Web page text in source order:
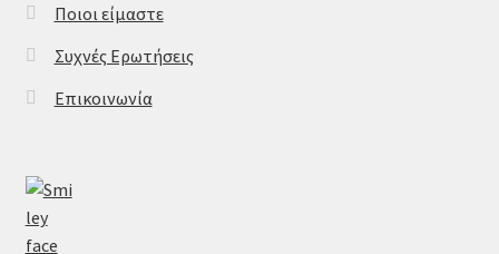
Ποιοι είμαστε
Συχνές Ερωτήσεις
Επικοινωνία